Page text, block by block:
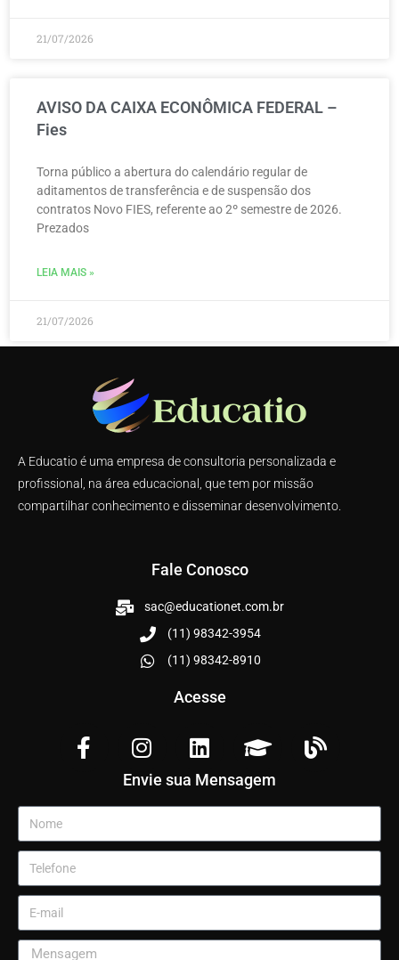
21/07/2026
AVISO DA CAIXA ECONÔMICA FEDERAL –
Fies
Torna público a abertura do calendário regular de
aditamentos de transferência e de suspensão dos
contratos Novo FIES, referente ao 2º semestre de 2026.
Prezados
LEIA MAIS »
21/07/2026
A Educatio é uma empresa de consultoria personalizada e
profissional, na área educacional, que tem por missão
compartilhar conhecimento e disseminar desenvolvimento.
Fale Conosco
sac@educationet.com.br
(11) 98342-3954
(11) 98342-8910
Acesse
Envie sua Mensagem